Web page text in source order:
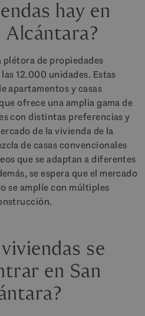
hay en
Alcántara?
plétora de propiedades
12.000 unidades. Estas
apartamentos y casas
ofrece una amplia gama de
con distintas preferencias y
de la vivienda de la
de casas convencionales
que se adaptan a diferentes
se espera que el mercado
se amplíe con múltiples
se
en San